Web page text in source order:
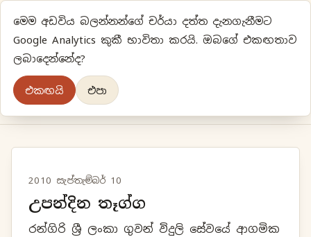
ප්‍රියානිගේ අදහස්‍...
මුල් පිටුවවර්ගීකරණ
2010 සැප්තැම්බර් 10
උපන්දින තෑග්ග
රන්ගිරි ශ්‍රී ලංකා ගුවන් විදුලි සේවයේ ආගමික
මෙම අඩවිය බලන්නන්ගේ චර්යා දත්ත දැනගැනීමට
Google Analytics කුකී භාවිතා කරයි. ඔබගේ එකඟතාව
ලබාදෙන්නේද?
එකඟයි එපා